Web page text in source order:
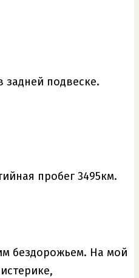
подвеске.
пробег 3495км.
бездорожьем. На мой